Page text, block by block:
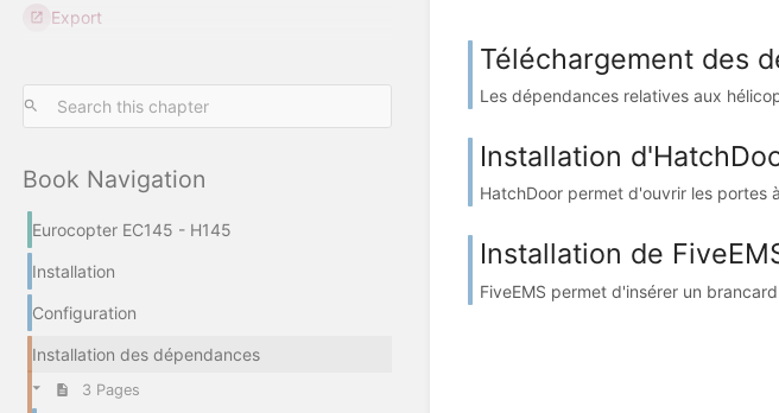
Export
Book Navigation
Eurocopter EC145 - H145
Installation
Configuration
Installation des dépendances
3 Pages
Téléchargement des
Les dépendances relatives aux
Installation
HatchDoor permet d'ouvrir les portes
Installation de
FiveEMS permet d'insérer un